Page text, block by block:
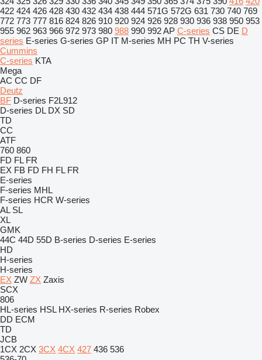
422 424 426 428 430 432 434 438 444 571G 572G 631 730 740 769
772 773 777 816 824 826 910 920 924 926 928 930 936 938 950 953
955 962 963 966 972 973 980 988 990 992AP C-series CS DE D
series E-series G-series GP IT M-series MH PC TH V-series
Cummins
C-series KTA
Mega
AC CC DF
Deutz
BF D-series F2L912
D-series DL DX SD
TD
CC
ATF
760 860
FD FL FR
EX FB FD FH FL FR
E-series
F-series MHL
F-series HCR W-series
AL SL
XL
GMK
44C 44D 55D B-series D-series E-series
HD
H-series
H-series
EX ZW ZX Zaxis
SCX
806
HL-series HSL HX-series R-series Robex
DD ECM
TD
JCB
1CX 2CX 3CX 4CX 427 436 536